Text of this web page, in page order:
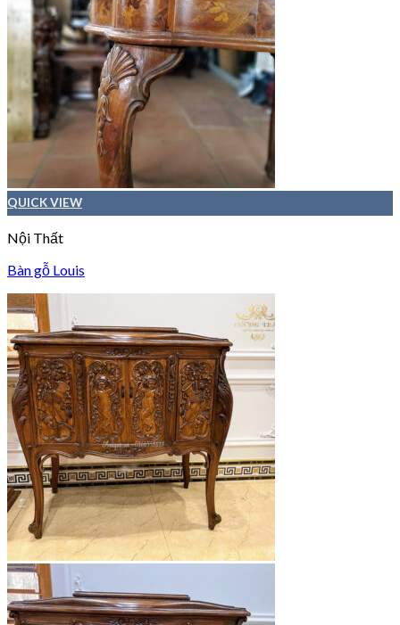
QUICK VIEW
Nội Thất
Bàn gỗ Louis